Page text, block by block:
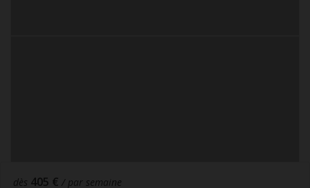
dès 405 € / par semaine